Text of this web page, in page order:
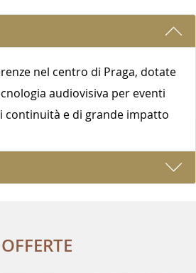
PRENOTARE CON NOI
nel centro di Praga, dotate
audiovisiva per eventi
continuità e di grande impatto
OFFERTE